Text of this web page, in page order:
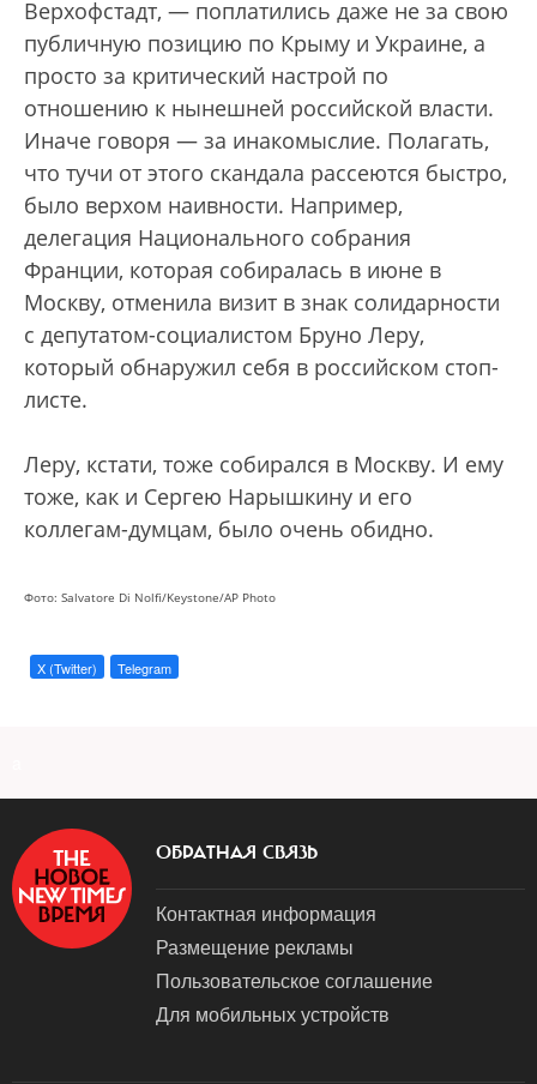
Верхофстадт, — поплатились даже не за свою
публичную позицию по Крыму и Украине, а
просто за критический настрой по
отношению к нынешней российской власти.
Иначе говоря — за инакомыслие. Полагать,
что тучи от этого скандала рассеются быстро,
было верхом наивности. Например,
делегация Национального собрания
Франции, которая собиралась в июне в
Москву, отменила визит в знак солидарности
с депутатом-социалистом Бруно Леру,
который обнаружил себя в российском стоп-
листе.
Леру, кстати, тоже собирался в Москву. И ему
тоже, как и Сергею Нарышкину и его
коллегам-думцам, было очень обидно.
Фото: Salvatore Di Nolfi/Keystone/AP Photo
X (Twitter) Telegram
ОБРАТНАЯ СВЯЗЬ
Контактная информация
Размещение рекламы
Пользовательское соглашение
Для мобильных устройств